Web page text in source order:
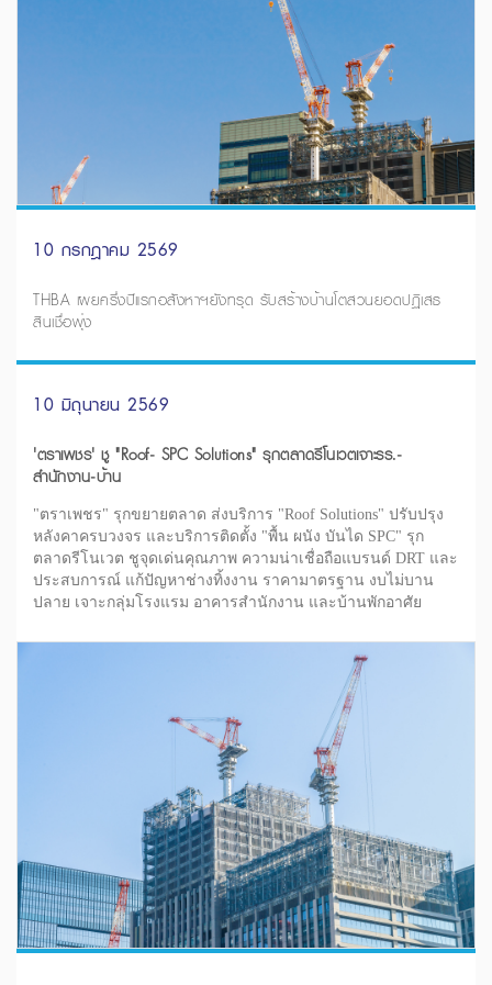
10 กรกฎาคม 2569
THBA เผยครึ่งปีแรกอสังหาฯยังทรุด รับสร้างบ้านโตสวนยอดปฏิเสธ
สินเชื่อพุ่ง
10 มิถุนายน 2569
'ตราเพชร' ชู "Roof- SPC Solutions" รุกตลาดรีโนเวตเจาะรร.-
สำนักงาน-บ้าน
"ตราเพชร" รุกขยายตลาด ส่งบริการ "Roof Solutions" ปรับปรุง
หลังคาครบวงจร และบริการติดตั้ง "พื้น ผนัง บันได SPC" รุก
ตลาดรีโนเวต ชูจุดเด่นคุณภาพ ความน่าเชื่อถือแบรนด์ DRT และ
ประสบการณ์ แก้ปัญหาช่างทิ้งงาน ราคามาตรฐาน งบไม่บาน
ปลาย เจาะกลุ่มโรงแรม อาคารสำนักงาน และบ้านพักอาศัย